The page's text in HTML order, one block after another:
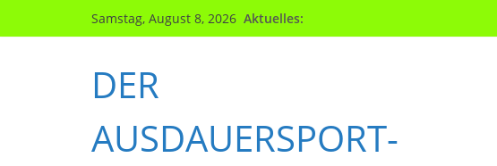
Inhalt
Samstag, August 8, 2026 Aktuelles:
DER
AUSDAUERSPORT-